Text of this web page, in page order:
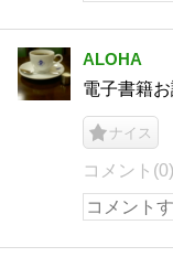
ALOHA
電子書籍
ナイス
コメント(0)